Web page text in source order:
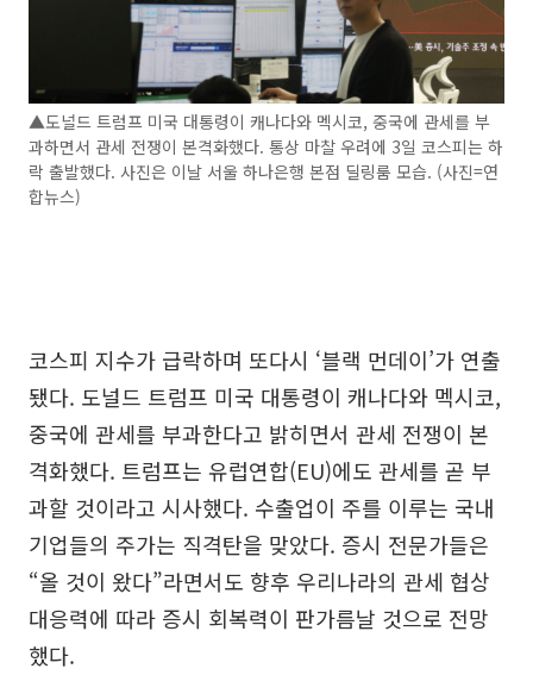
▲도널드 트럼프 미국 대통령이 캐나다와 멕시코, 중국에 관세를 부
과하면서 관세 전쟁이 본격화했다. 통상 마찰 우려에 3일 코스피는 하
락 출발했다. 사진은 이날 서울 하나은행 본점 딜링룸 모습. (사진=연
합뉴스)
코스피 지수가 급락하며 또다시 ‘블랙 먼데이’가 연출
됐다. 도널드 트럼프 미국 대통령이 캐나다와 멕시코,
중국에 관세를 부과한다고 밝히면서 관세 전쟁이 본
격화했다. 트럼프는 유럽연합(EU)에도 관세를 곧 부
과할 것이라고 시사했다. 수출업이 주를 이루는 국내
기업들의 주가는 직격탄을 맞았다. 증시 전문가들은
“올 것이 왔다”라면서도 향후 우리나라의 관세 협상
대응력에 따라 증시 회복력이 판가름날 것으로 전망
했다.